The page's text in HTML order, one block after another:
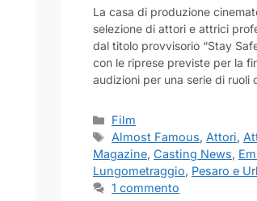
La casa di produzione
selezione di attori e attrici
dal titolo provvisorio “Stay
con le riprese previste per la
audizioni per una serie di ruoli
Categorie
Film
Tag
Almost Famous, Attori,
Magazine, Casting News,
Lungometraggio, Pesaro e
1 commento